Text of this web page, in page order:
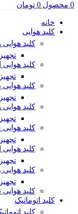
0 محصول 0 تومان
خانه
کلید هوایی
کلید هوایی
کلید
کلید
کلید
کلید
کلید هوایی
کلید
کلید هوایی
کلید اتوماتیک
کلید